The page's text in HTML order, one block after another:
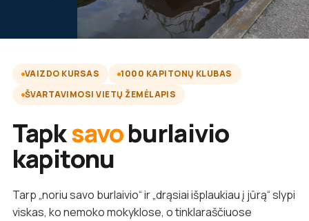
VAIZDO KURSAS
1000 KAPITONŲ KLUBAS
ŠVARTAVIMOSI VIETŲ ŽEMĖLAPIS
Tapksavoburlaivio
kapitonu
Tarp „noriu savo burlaivio“ ir „drąsiai išplaukiau į jūrą“ slypi
viskas, ko nemoko mokyklose, o tinklaraščiuose